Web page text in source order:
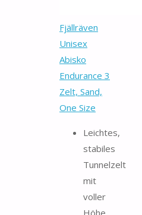
Fjällräven
Unisex
Abisko
Endurance 3
Zelt, Sand,
One Size
Leichtes,
stabiles
Tunnelzelt
mit
voller
Höhe